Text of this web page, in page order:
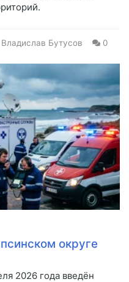
Владислав Бутусов 0
округе
2026 года введён